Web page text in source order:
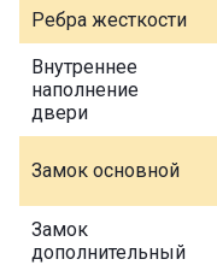
Ребра жесткости
Внутреннее
наполнение
двери
Замок основной
Замок
дополнительный